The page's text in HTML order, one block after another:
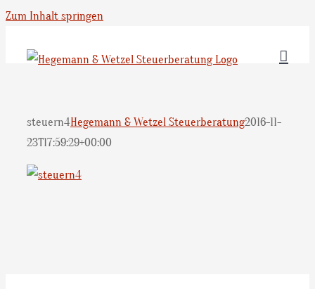
Zum Inhalt springen
steuern4Hegemann & Wetzel Steuerberatung2016-11-
23T17:59:29+00:00